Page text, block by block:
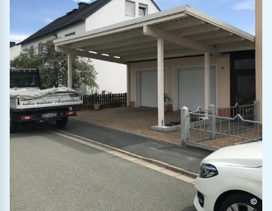
©